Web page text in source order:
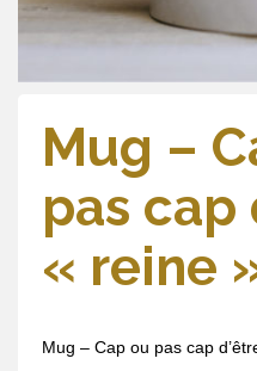
Mug –
pas cap
« reine
Mug – Cap ou pas cap